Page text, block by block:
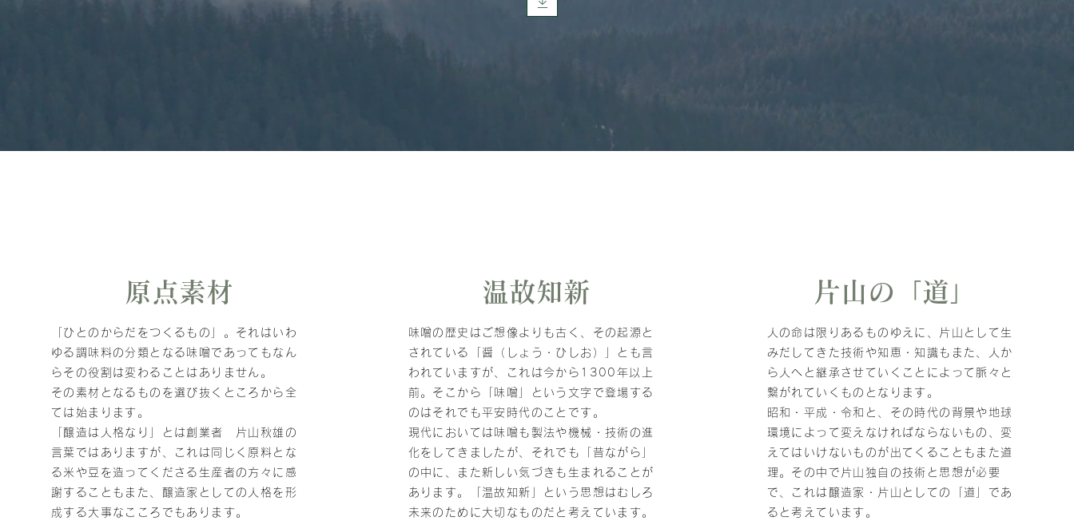
原点素材
「ひとのからだをつくるもの」。それはいわ
ゆる調味料の分類となる味噌であってもなん
らその役割は変わることはありません。
その素材となるものを選び抜くところから全
ては始まります。
「醸造は人格なり」とは創業者 片山秋雄の
言葉ではありますが、これは同じく原料とな
る米や豆を造ってくださる生産者の方々に感
謝することもまた、醸造家としての人格を形
成する大事なこころでもあります。
温故知新
味噌の歴史はご想像よりも古く、その起源と
されている「醤（しょう・ひしお）
」とも言
われていますが、これは今から1300年以上
前。そこから「味噌」という文字で登場する
のはそれでも平安時代のことです。
現代においては味噌も製法や機械・技術の進
化をしてきましたが、それでも「昔ながら」
の中に、また新しい気づきも生まれることが
あります。「温故知新」という思想はむしろ
未来のために大切なものだと考えています。
片山の「道」
人の命は限りあるものゆえに、片山として生
みだしてきた技術や知恵・知識もまた、人か
ら人へと継承させていくことによって脈々と
繋がれていくものとなります。
昭和・平成・令和と、その時代の背景や地球
環境によって変えなければならないもの、変
えてはいけないものが出てくることもまた道
理。その中で片山独自の技術と思想が必要
で、これは醸造家・片山としての「道」であ
ると考えています。